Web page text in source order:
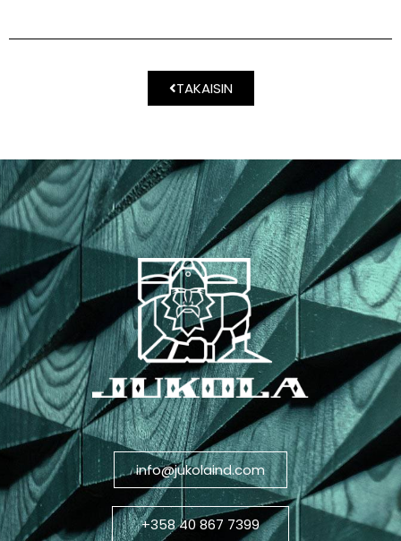
TAKAISIN
info@jukolaind.com
+358 40 867 7399